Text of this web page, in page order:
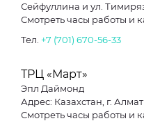
Сейфуллина и ул.
Смотреть часы работы и
Тел. +7 (701) 670-56-33
ТРЦ «Март»
Эпл Даймонд
Адрес: Казахстан, г.
Смотреть часы работы и